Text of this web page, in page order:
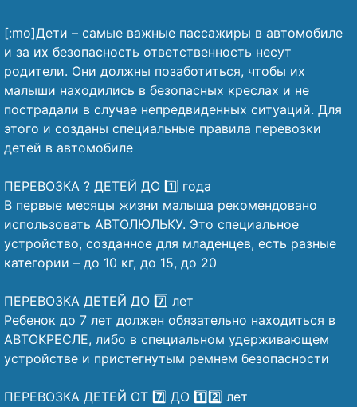
[:mo]Дети – самые важные пассажиры в автомобиле
и за их безопасность ответственность несут
родители. Они должны позаботиться, чтобы их
малыши находились в безопасных креслах и не
пострадали в случае непредвиденных ситуаций. Для
этого и созданы специальные правила перевозки
детей в автомобиле
ПЕРЕВОЗКА ? ДЕТЕЙ ДО 1️⃣ года
В первые месяцы жизни малыша рекомендовано
использовать АВТОЛЮЛЬКУ. Это специальное
устройство, созданное для младенцев, есть разные
категории – до 10 кг, до 15, до 20
ПЕРЕВОЗКА ДЕТЕЙ ДО 7️⃣ лет
Ребенок до 7 лет должен обязательно находиться в
АВТОКРЕСЛЕ, либо в специальном удерживающем
устройстве и пристегнутым ремнем безопасности
ПЕРЕВОЗКА ДЕТЕЙ ОТ 7️⃣ ДО 1️⃣2️⃣ лет